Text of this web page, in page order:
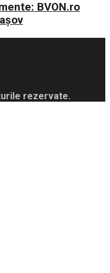
BVON.ro
rezervate.